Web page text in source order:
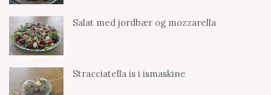
Salat med jordbær og mozzarella
Stracciatella is i ismaskine